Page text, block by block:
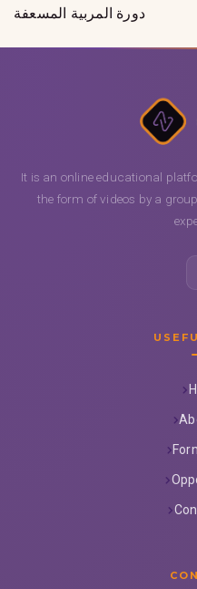
دورة المربية المسعفة
It is an online educational
the form of videos by a